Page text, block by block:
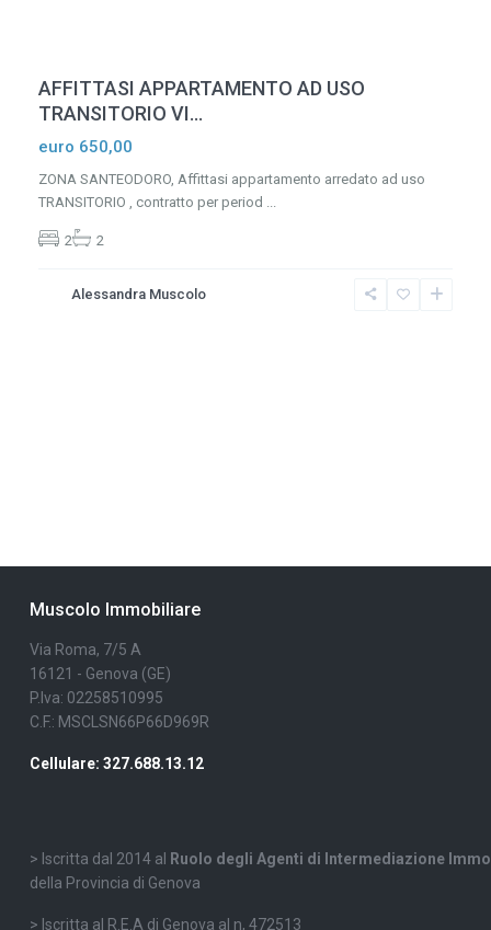
AFFITTASI APPARTAMENTO AD USO
TRANSITORIO VI...
euro 650,00
ZONA SANTEODORO, Affittasi appartamento arredato ad uso
TRANSITORIO , contratto per period ...
2 2
Alessandra Muscolo
Muscolo Immobiliare
Via Roma, 7/5 A
16121 - Genova (GE)
P.Iva: 02258510995
C.F.: MSCLSN66P66D969R
Cellulare: 327.688.13.12
> Iscritta dal 2014 al
Ruolo degli Agenti di Intermediazione
della Provincia di Genova
> Iscritta al R.E.A di Genova al n, 472513